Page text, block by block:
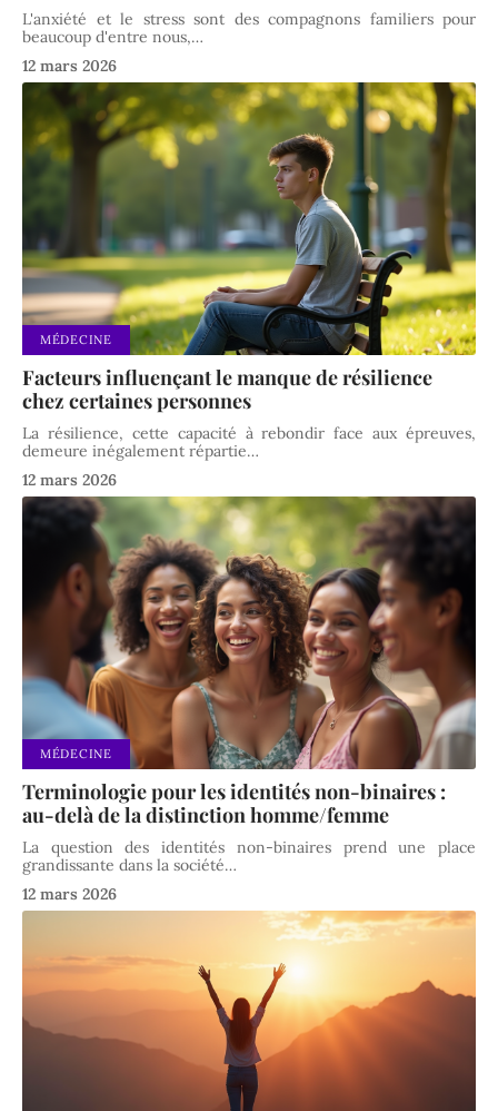
L'anxiété et le stress sont des compagnons familiers pour
beaucoup d'entre nous,…
12 mars 2026
MÉDECINE
Facteurs influençant le manque de résilience
chez certaines personnes
La résilience, cette capacité à rebondir face aux épreuves,
demeure inégalement répartie…
12 mars 2026
MÉDECINE
Terminologie pour les identités non-binaires :
au-delà de la distinction homme/femme
La question des identités non-binaires prend une place
grandissante dans la société…
12 mars 2026